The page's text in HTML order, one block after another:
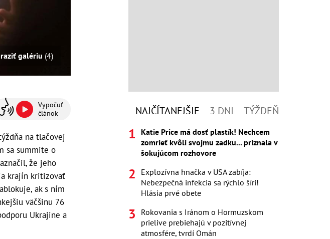
galériu (4)
Vypočuť
článok
na tlačovej
sa summite o
že jeho
krajín kritizovať
ak s ním
väčšinu 76
Ukrajine a
NAJČÍTANEJŠIE 3 DNI TÝŽDEŇ
Katie Price má dosť plastík! Nechcem
zomrieť kvôli svojmu zadku... priznala v
šokujúcom rozhovore
Explozívna hnačka v USA zabíja:
Nebezpečná infekcia sa rýchlo šíri!
Hlásia prvé obete
Rokovania s Iránom o Hormuzskom
prielive prebiehajú v pozitívnej
atmosfére, tvrdí Omán